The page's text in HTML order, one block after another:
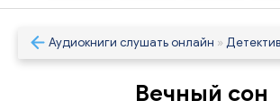
Аудиокниги слушать онлайн »
Вечный сон